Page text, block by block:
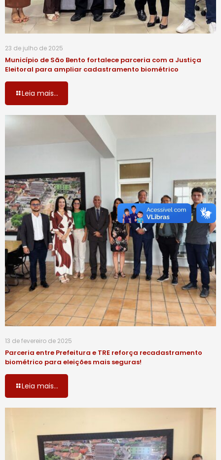
23 de julho de 2025
Município de São Bento fortalece parceria com a Justiça
Eleitoral para ampliar cadastramento biométrico
Leia mais...
13 de fevereiro de 2025
Parceria entre Prefeitura e TRE reforça recadastramento
biométrico para eleições mais seguras!
Leia mais...